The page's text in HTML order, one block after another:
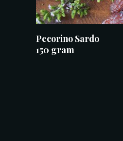
Pecorino Sardo
150 gram